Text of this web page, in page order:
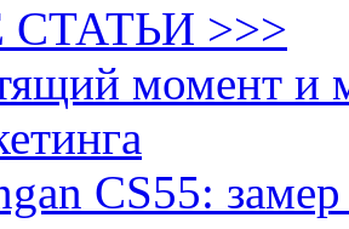
СТАТЬИ >>>
момент и
CS55: